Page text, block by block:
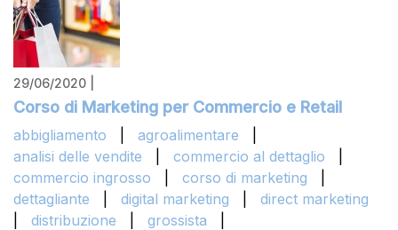
29/06/2020 |
Corso di Marketing per Commercio e Retail
abbigliamento agroalimentare
analisi delle vendite
commercio al dettaglio
commercio ingrosso
corso di marketing
dettagliante
digital marketing
direct marketing
distribuzione grossista